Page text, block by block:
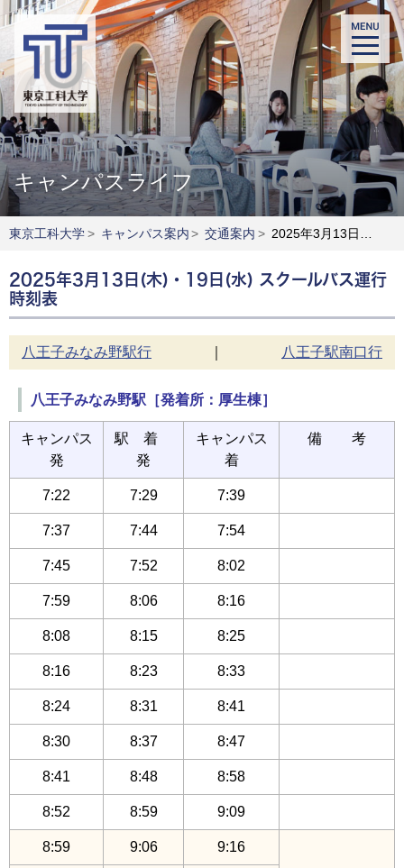
キャンパスライフ
東京工科大学> キャンパス案内 > 交通案内 > 2025年3月13日(木)・19日(水) スクールバス運行時刻表
2025年3月13日(木)・19日(水) スクールバス運行
時刻表
八王子みなみ野駅行 八王子駅南口行
八王子みなみ野駅［発着所：厚生棟］
キャンパス
発
駅 着
発
キャンパス
着
備 考
7:22 7:29 7:39
7:37 7:44 7:54
7:45 7:52 8:02
7:59 8:06 8:16
8:08 8:15 8:25
8:16 8:23 8:33
8:24 8:31 8:41
8:30 8:37 8:47
8:41 8:48 8:58
8:52 8:59 9:09
8:59 9:06 9:16